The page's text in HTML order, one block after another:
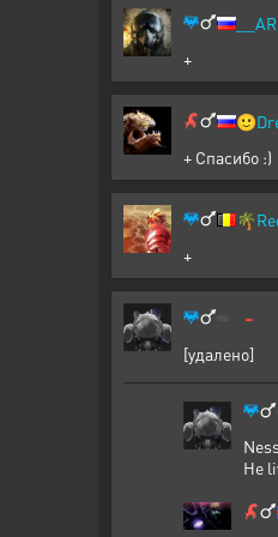
+
🙂
+ Спасибо :)
🌴
+
-
[удалено]
He